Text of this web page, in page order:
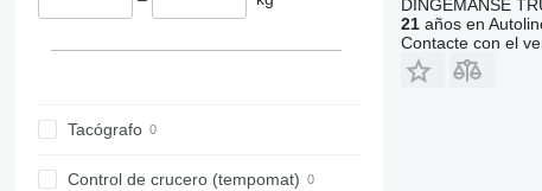
Tacógrafo
Control de crucero (tempomat)
DINGEMANSE
21años en
Contacte con el